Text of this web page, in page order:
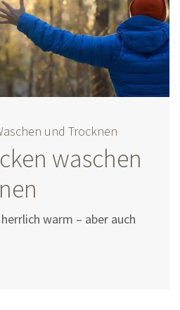
und Trocknen
waschen
warm – aber auch